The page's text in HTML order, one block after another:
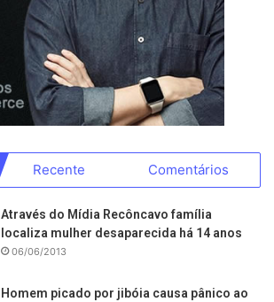
Recente Comentários
Através do Mídia Recôncavo família
localiza mulher desaparecida há 14 anos
06/06/2013
Homem picado por jibóia causa pânico ao